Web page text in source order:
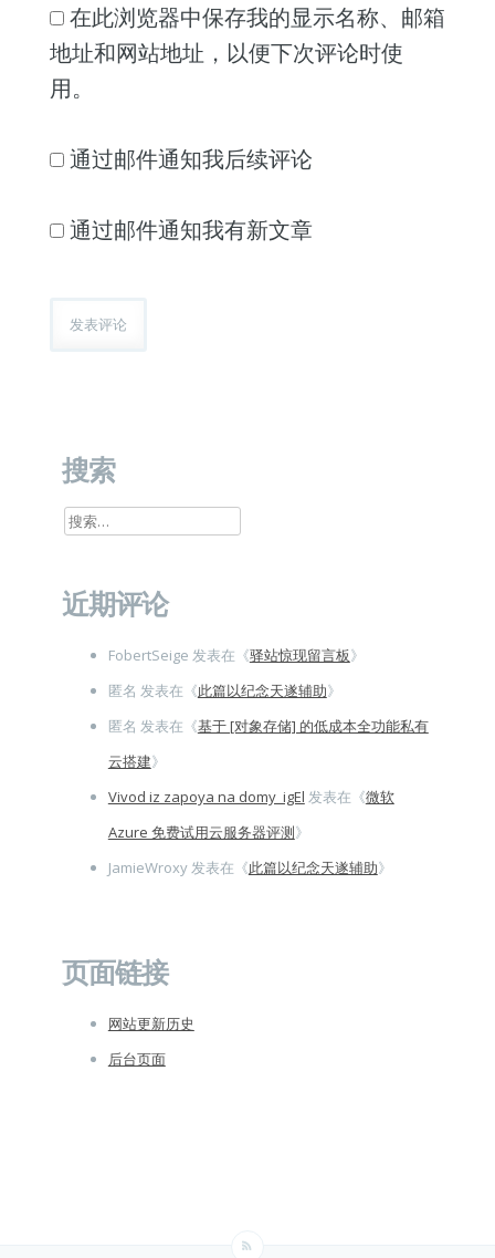
在此浏览器中保存我的显示名称、邮箱
地址和网站地址，以便下次评论时使
用。
通过邮件通知我后续评论
通过邮件通知我有新文章
搜索
搜
近期评论
FobertSeige 发表在《驿站惊现留言板》
匿名 发表在《此篇以纪念天遂辅助》
匿名 发表在《基于 [对象存储] 的低成本全功能私有
云搭建》
Vivod iz zapoya na domy_igEl 发表在《微软
Azure 免费试用云服务器评测》
JamieWroxy发表在《此篇以纪念天遂辅助》
页面链接
网站更新历史
后台页面